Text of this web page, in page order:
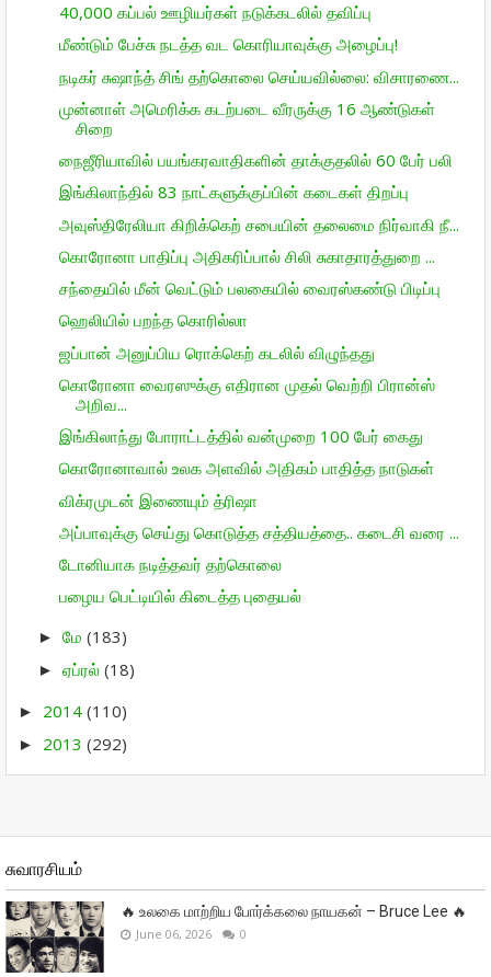
40,000 கப்பல் ஊழியர்கள் நடுக்கடலில் தவிப்பு
மீண்டும் பேச்சு நடத்த வட கொரியாவுக்கு அழைப்பு!
நடிகர் சுஷாந்த் சிங் தற்கொலை செய்யவில்லை: விசாரணை...
முன்னாள் அமெரிக்க கடற்படை வீரருக்கு 16 ஆண்டுகள்
சிறை
நைஜீரியாவில் பயங்கரவாதிகளின் தாக்குதலில் 60 பேர் பலி
இங்கிலாந்தில் 83 நாட்களுக்குப்பின் கடைகள் திறப்பு
அவுஸ்திரேலியா கிறிக்கெற் சபையின் தலைமை நிர்வாகி நீ...
கொரோனா பாதிப்பு அதிகரிப்பால் சிலி சுகாதாரத்துறை ...
சந்தையில் மீன் வெட்டும் பலகையில் வைரஸ்கண்டு பிடிப்பு
ஹெலியில் பறந்த கொரில்லா
ஜப்பான் அனுப்பிய ரொக்கெற் கடலில் விழுந்தது
கொரோனா வைரஸுக்கு எதிரான முதல் வெற்றி பிரான்ஸ்
அறிவ...
இங்கிலாந்து போராட்டத்தில் வன்முறை 100 பேர் கைது
கொரோனாவால் உலக அளவில் அதிகம் பாதித்த நாடுகள்
விக்ரமுடன் இணையும் த்ரிஷா
அப்பாவுக்கு செய்து கொடுத்த சத்தியத்தை.. கடைசி வரை ...
டோனியாக நடித்தவர் தற்கொலை
பழைய பெட்டியில் கிடைத்த புதையல்
► மே (183)
► ஏப்ரல் (18)
► 2014 (110)
► 2013 (292)
சுவாரசியம்
🔥 உலகை மாற்றிய போர்க்கலை நாயகன் – Bruce Lee 🔥
June 06, 2026 0